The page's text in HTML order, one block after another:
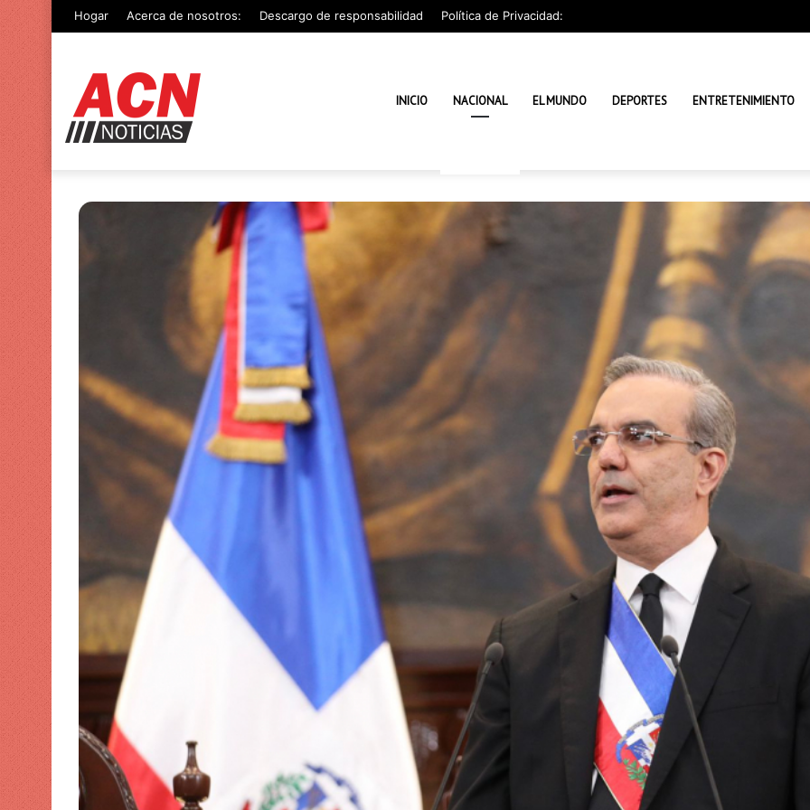
Hogar Acerca de nosotros: Descargo de responsabilidad Política de Privacidad:
INICIO NACIONAL EL MUNDO DEPORTES ENTRETENIMIENTO